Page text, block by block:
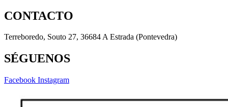
CONTACTO
Terreboredo, Souto 27, 36684 A Estrada (Pontevedra)
SÉGUENOS
Facebook Instagram